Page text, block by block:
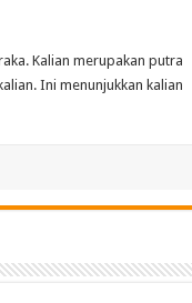
Kalian merupakan putra
Ini menunjukkan kalian